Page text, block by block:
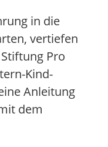
in die
vertiefen
Pro
Kind-
Anleitung
dem